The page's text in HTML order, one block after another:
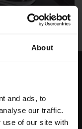
About
and ads, to
our traffic.
use of our site with
工程
ョンで、完全な合
さい。.